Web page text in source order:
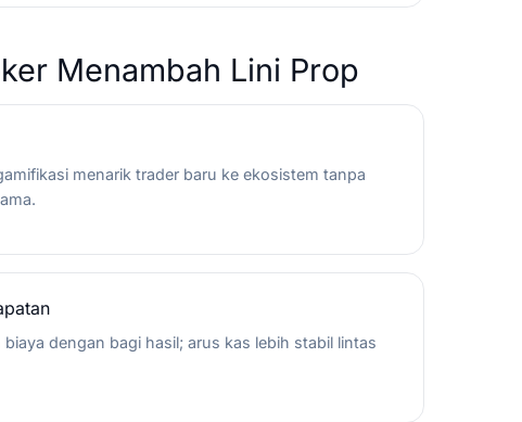
Menambah Lini Prop
menarik trader baru ke ekosistem tanpa
dengan bagi hasil; arus kas lebih stabil lintas